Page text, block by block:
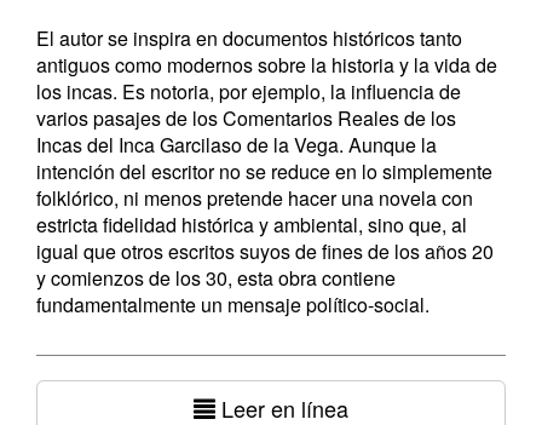
El autor se inspira en documentos históricos tanto
antiguos como modernos sobre la historia y la vida de
los incas. Es notoria, por ejemplo, la influencia de
varios pasajes de los Comentarios Reales de los
Incas del Inca Garcilaso de la Vega. Aunque la
intención del escritor no se reduce en lo simplemente
folklórico, ni menos pretende hacer una novela con
estricta fidelidad histórica y ambiental, sino que, al
igual que otros escritos suyos de fines de los años 20
y comienzos de los 30, esta obra contiene
fundamentalmente un mensaje político-social.
Leer en línea